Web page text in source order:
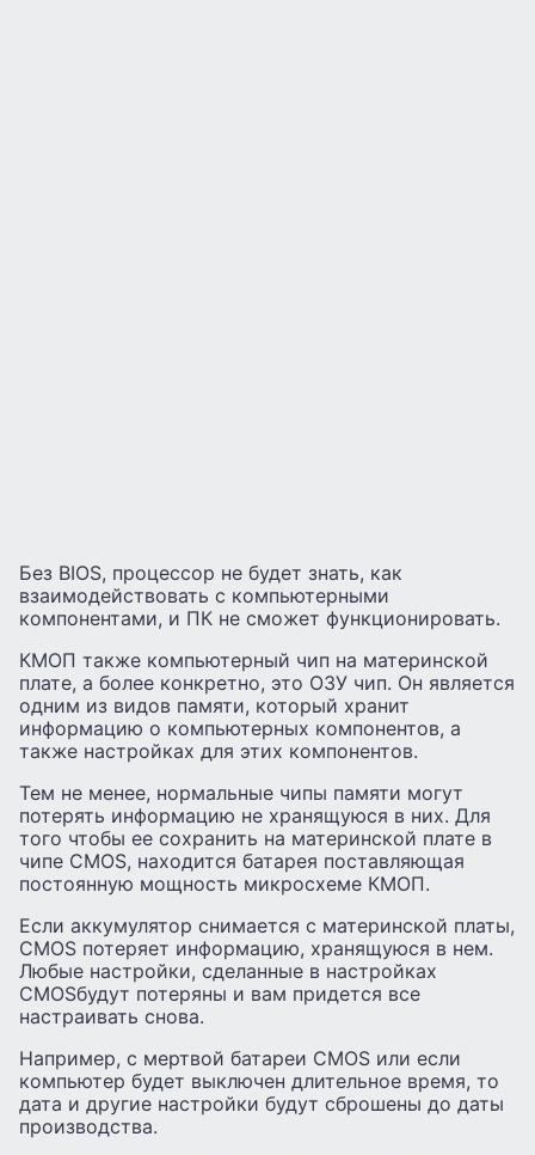
Без BIOS, процессор не будет знать, как
взаимодействовать с компьютерными
компонентами, и ПК не сможет функционировать.
КМОП также компьютерный чип на материнской
плате, а более конкретно, это ОЗУ чип. Он является
одним из видов памяти, который хранит
информацию о компьютерных компонентов, а
также настройках для этих компонентов.
Тем не менее, нормальные чипы памяти могут
потерять информацию не хранящуюся в них. Для
того чтобы ее сохранить на материнской плате в
чипе CMOS, находится батарея поставляющая
постоянную мощность микросхеме КМОП.
Если аккумулятор снимается с материнской платы,
CMOS потеряет информацию, хранящуюся в нем.
Любые настройки, сделанные в настройках
CMOSбудут потеряны и вам придется все
настраивать снова.
Например, с мертвой батареи CMOS или если
компьютер будет выключен длительное время, то
дата и другие настройки будут сброшены до даты
производства.